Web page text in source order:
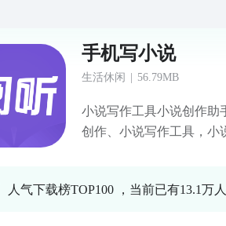
手机写小说
生活休闲 56.79MB
小说写作工具小说创作助
创作、小说写作工具，小
说写作教程和指南，让你
人气下载榜TOP100 ，当前已有13.1万